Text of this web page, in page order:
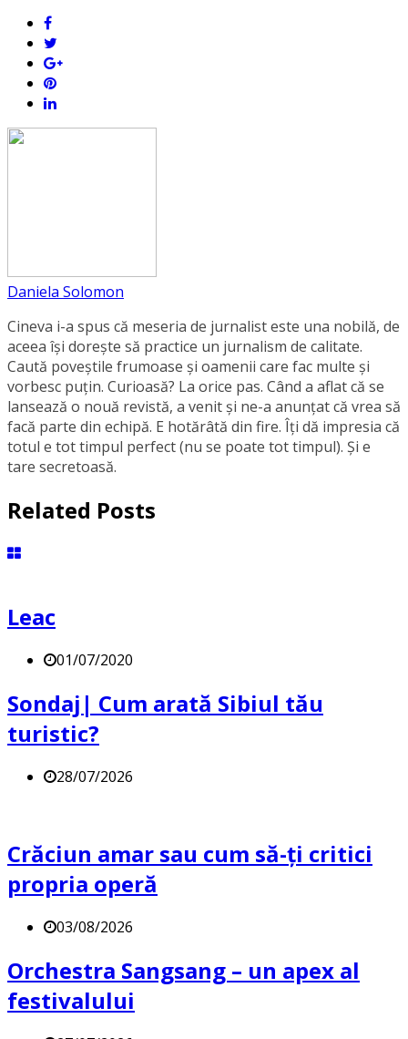
Daniela Solomon
Cineva i-a spus că meseria de jurnalist este una nobilă, de
aceea își dorește să practice un jurnalism de calitate.
Caută poveștile frumoase și oamenii care fac multe și
vorbesc puțin. Curioasă? La orice pas. Când a aflat că se
lansează o nouă revistă, a venit și ne-a anunțat că vrea să
facă parte din echipă. E hotărâtă din fire. Îți dă impresia că
totul e tot timpul perfect (nu se poate tot timpul). Și e
tare secretoasă.
Related Posts
Leac
01/07/2020
Sondaj| Cum arată Sibiul tău
turistic?
28/07/2026
Crăciun amar sau cum să-ți critici
propria operă
03/08/2026
Orchestra Sangsang – un apex al
festivalului